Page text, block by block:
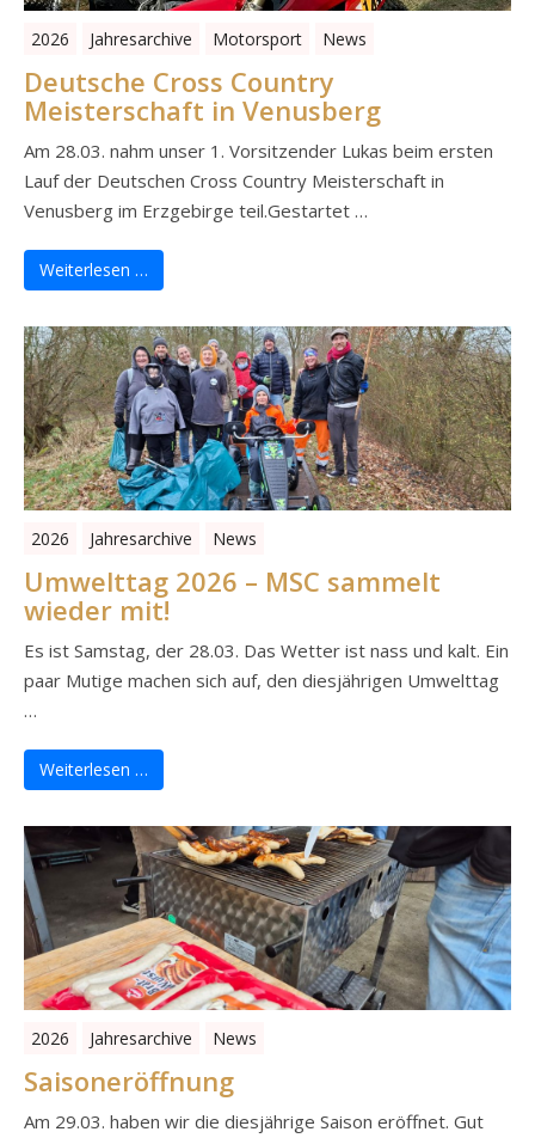
2026 Jahresarchive Motorsport News
Deutsche Cross Country
Meisterschaft in Venusberg
Am 28.03. nahm unser 1. Vorsitzender Lukas beim ersten
Lauf der Deutschen Cross Country Meisterschaft in
Venusberg im Erzgebirge teil.Gestartet …
Weiterlesen …
2026 Jahresarchive News
Umwelttag 2026 – MSC sammelt
wieder mit!
Es ist Samstag, der 28.03. Das Wetter ist nass und kalt. Ein
paar Mutige machen sich auf, den diesjährigen Umwelttag
…
Weiterlesen …
2026 Jahresarchive News
Saisoneröffnung
Am 29.03. haben wir die diesjährige Saison eröffnet. Gut